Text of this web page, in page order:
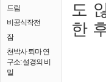
드림
비공식작전
잠
천박사 퇴마 연
구소: 설경의 비
밀
도
한